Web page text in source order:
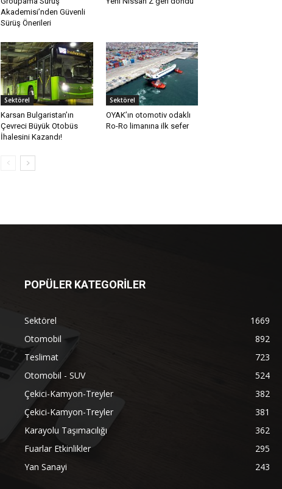
Akademisi’nden Güvenli
Sürüş Önerileri
Sektörel
Karsan Bulgaristan’ın
Çevreci Büyük Otobüs
İhalesini Kazandı!
Sektörel
OYAK’ın otomotiv odaklı
Ro-Ro limanına ilk sefer
POPÜLER KATEGORİLER
Sektörel
1669
Otomobil
892
Teslimat
723
Otomobil - SUV
524
Çekici-Kamyon-Treyler
382
Çekici-Kamyon-Treyler
381
Karayolu Taşımacılığı
362
Fuarlar Etkinlikler
295
Yan Sanayi
243